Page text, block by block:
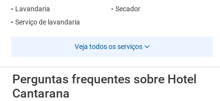
Lavandaria
Secador
Serviço de lavandaria
Veja todos os serviços
Perguntas frequentes sobre Hotel
Cantarana